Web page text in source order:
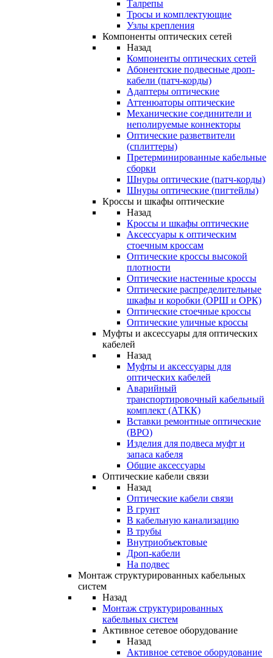
Талрепы
Тросы и комплектующие
Узлы крепления
Компоненты оптических сетей
Назад
Компоненты оптических сетей
Абонентские подвесные дроп-
кабели (патч-корды)
Адаптеры оптические
Аттенюаторы оптические
Механические соединители и
неполируемые коннекторы
Оптические разветвители
(сплиттеры)
Претерминированные кабельные
сборки
Шнуры оптические (патч-корды)
Шнуры оптические (пигтейлы)
Кроссы и шкафы оптические
Назад
Кроссы и шкафы оптические
Аксессуары к оптическим
стоечным кроссам
Оптические кроссы высокой
плотности
Оптические настенные кроссы
Оптические распределительные
шкафы и коробки (ОРШ и ОРК)
Оптические стоечные кроссы
Оптические уличные кроссы
Муфты и аксессуары для оптических
кабелей
Назад
Муфты и аксессуары для
оптических кабелей
Аварийный
транспортировочный кабельный
комплект (АТКК)
Вставки ремонтные оптические
(ВРО)
Изделия для подвеса муфт и
запаса кабеля
Общие аксессуары
Оптические кабели связи
Назад
Оптические кабели связи
В грунт
В кабельную канализацию
В трубы
Внутриобъектовые
Дроп-кабели
На подвес
Монтаж структурированных кабельных
систем
Назад
Монтаж структурированных
кабельных систем
Активное сетевое оборудование
Назад
Активное сетевое оборудование